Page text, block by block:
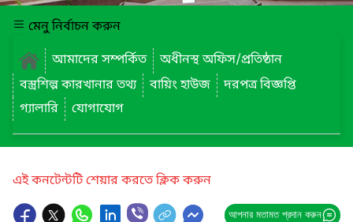
মেনু নির্বাচন করুন
আমাদের সম্পর্কিত
অধীনস্থ অফিস/প্রতিষ্ঠান
বস্ত্রশিল্প কারখানার তথ্য
বায়িং হাউজ
দরপত্র বিজ্ঞপ্তি
গ্যালারি
যোগাযোগ
এই কনটেন্টটি শেয়ার করতে ক্লিক করুন
আপনার মতামত প্রদান করুন